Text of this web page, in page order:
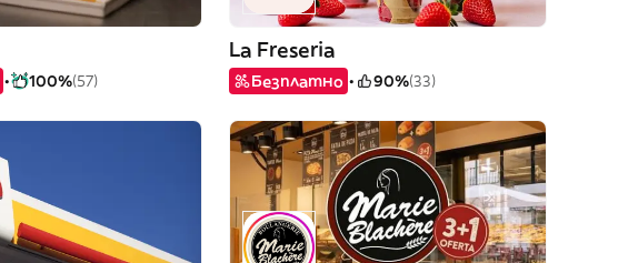
100%(57)
La Freseria
Безплатно 90%(33)